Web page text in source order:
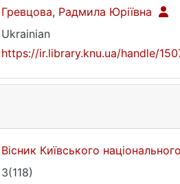
Гревцова, Радмила Юріївна
Ukrainian
https://ir.library.knu.ua/handle/
Вісник Київського
3(118)